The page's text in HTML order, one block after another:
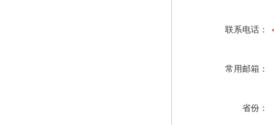
联系电话：
常用邮箱：
省份：